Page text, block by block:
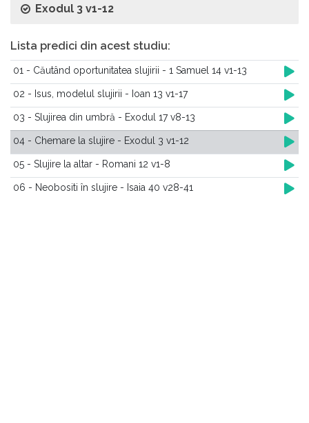
Exodul 3 v1-12
Lista predici din acest studiu:
01 - Căutând oportunitatea slujirii - 1 Samuel 14 v1-13
02 - Isus, modelul slujirii - Ioan 13 v1-17
03 - Slujirea din umbră - Exodul 17 v8-13
04 - Chemare la slujire - Exodul 3 v1-12
05 - Slujire la altar - Romani 12 v1-8
06 - Neobositi în slujire - Isaia 40 v28-41